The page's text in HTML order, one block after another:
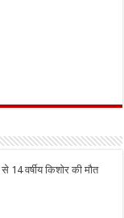
वर्षीय किशोर की मौत